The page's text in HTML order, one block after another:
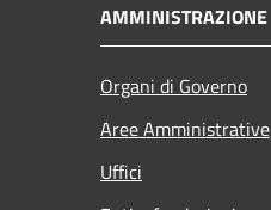
AMMINISTRAZIONE
Organi di Governo
Aree Amministrative
Uffici